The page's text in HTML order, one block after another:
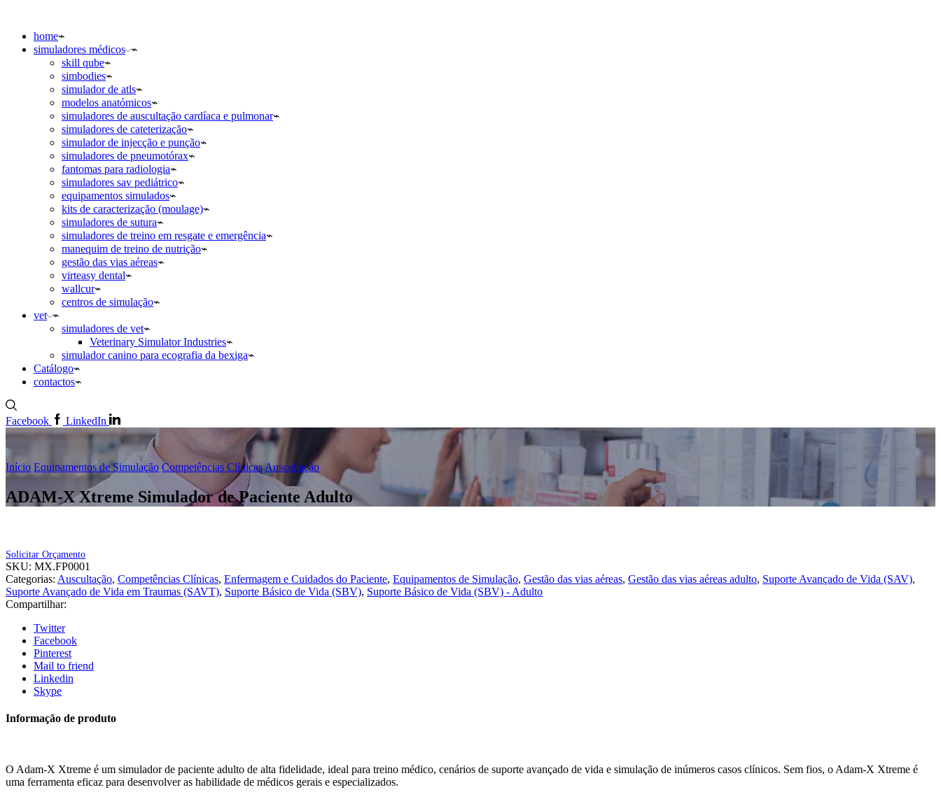
home
simuladores médicos
skill qube
simbodies
simulador de atls
modelos anatómicos
simuladores de auscultação cardíaca e pulmonar
simuladores de cateterização
simulador de injecção e punção
simuladores de pneumotórax
fantomas para radiologia
simuladores sav pediátrico
equipamentos simulados
kits de caracterização (moulage)
simuladores de sutura
simuladores de treino em resgate e emergência
manequim de treino de nutrição
gestão das vias aéreas
virteasy dental
wallcur
centros de simulação
vet
simuladores de vet
Veterinary Simulator Industries
simulador canino para ecografia da bexiga
Catálogo
contactos
Facebook LinkedIn
Início Equipamentos de Simulação Competências ClínicasAuscultação
ADAM-X Xtreme Simulador de Paciente Adulto
Solicitar Orçamento
SKU: MX.FP0001
Categorias: Auscultação, Competências Clínicas, Enfermagem e Cuidados do Paciente, Equipamentos de Simulação, Gestão das vias aéreas, Gestão das vias aéreas adulto, Suporte Avançado de Vida (SAV),
Suporte Avançado de Vida em Traumas (SAVT), Suporte Básico de Vida (SBV), Suporte Básico de Vida (SBV) - Adulto
Compartilhar:
Twitter
Facebook
Pinterest
Mail to friend
Linkedin
Skype
Informação de produto
O Adam-X Xtreme é um simulador de paciente adulto de alta fidelidade, ideal para treino médico, cenários de suporte avançado de vida e simulação de inúmeros casos clínicos. Sem fios, o Adam-X Xtreme é
uma ferramenta eficaz para desenvolver as habilidade de médicos gerais e especializados.